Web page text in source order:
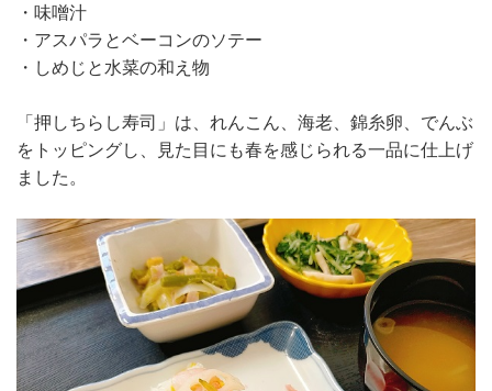
・味噌汁
・アスパラとベーコンのソテー
・しめじと水菜の和え物
「押しちらし寿司」は、れんこん、海老、錦糸卵、でんぶ
をトッピングし、見た目にも春を感じられる一品に仕上げ
ました。